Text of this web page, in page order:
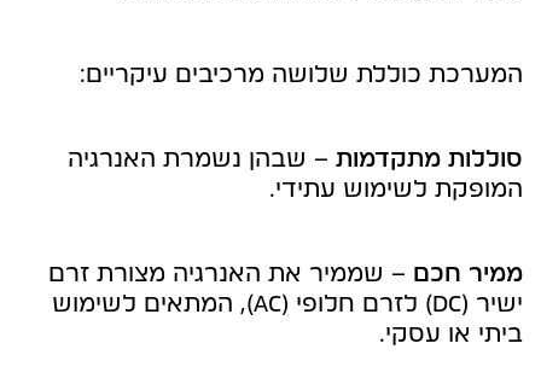
המערכת כוללת שלושה מרכיבים עיקריים:
סוללות מתקדמות – שבהן נשמרת האנרגיה
המופקת לשימוש עתידי.
ממיר חכם – שממיר את האנרגיה מצורת זרם
ישיר (DC) לזרם חלופי (AC), המתאים לשימוש
ביתי או עסקי.